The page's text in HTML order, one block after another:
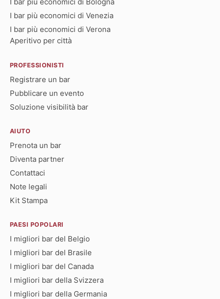
I bar più economici di Venezia
I bar più economici di Verona
Aperitivo per città
PROFESSIONISTI
Registrare un bar
Pubblicare un evento
Soluzione visibilità bar
AIUTO
Prenota un bar
Diventa partner
Contattaci
Note legali
Kit Stampa
PAESI POPOLARI
I migliori bar del Belgio
I migliori bar del Brasile
I migliori bar del Canada
I migliori bar della Svizzera
I migliori bar della Germania